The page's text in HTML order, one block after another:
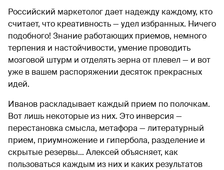
Российский маркетолог дает надежду каждому, кто
считает, что креативность — удел избранных. Ничего
подобного! Знание работающих приемов, немного
терпения и настойчивости, умение проводить
мозговой штурм и отделять зерна от плевел — и вот
уже в вашем распоряжении десяток прекрасных
идей.
Иванов раскладывает каждый прием по полочкам.
Вот лишь некоторые из них. Это инверсия —
перестановка смысла, метафора — литературный
прием, приумножение и гипербола, разделение и
скрытые резервы… Алексей объясняет, как
пользоваться каждым из них и каких результатов